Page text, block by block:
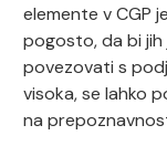
elemente v CGP
pogosto, da bi
povezovati s
visoka, se lahko
na